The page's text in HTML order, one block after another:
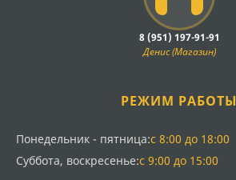
8 (951) 197-91-91
Денис (Магазин)
РЕЖИМ РАБОТЫ
Понедельник - пятница:с 8:00 до 18:00
Суббота, воскресенье:с 9:00 до 15:00